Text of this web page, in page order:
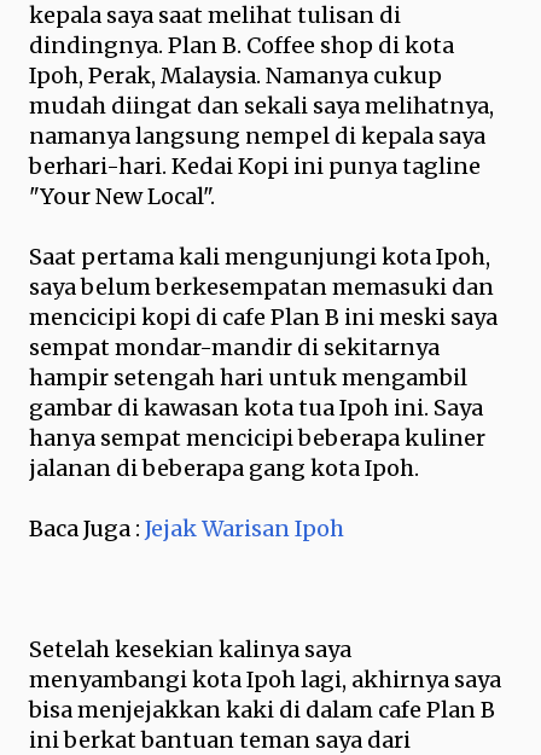
kepala saya saat melihat tulisan di
dindingnya. Plan B. Coffee shop di kota
Ipoh, Perak, Malaysia. Namanya cukup
mudah diingat dan sekali saya melihatnya,
namanya langsung nempel di kepala saya
berhari-hari. Kedai Kopi ini punya tagline
"Your New Local".
Saat pertama kali mengunjungi kota Ipoh,
saya belum berkesempatan memasuki dan
mencicipi kopi di cafe Plan B ini meski saya
sempat mondar-mandir di sekitarnya
hampir setengah hari untuk mengambil
gambar di kawasan kota tua Ipoh ini. Saya
hanya sempat mencicipi beberapa kuliner
jalanan di beberapa gang kota Ipoh.
Baca Juga : Jejak Warisan Ipoh
Setelah kesekian kalinya saya
menyambangi kota Ipoh lagi, akhirnya saya
bisa menjejakkan kaki di dalam cafe Plan B
ini berkat bantuan teman saya dari